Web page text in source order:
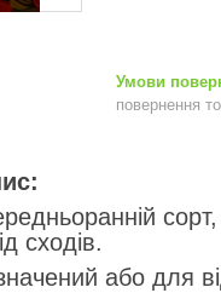
повернення
сходів.
або для